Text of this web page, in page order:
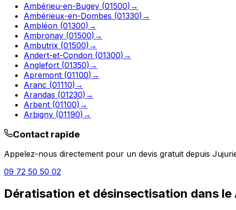
Ambérieu-en-Bugey (01500) →
Ambérieux-en-Dombes (01330) →
Ambléon (01300) →
Ambronay (01500) →
Ambutrix (01500) →
Andert-et-Condon (01300) →
Anglefort (01350) →
Apremont (01100) →
Aranc (01110) →
Arandas (01230) →
Arbent (01100) →
Arbigny (01190) →
Contact rapide
Appelez-nous directement pour un devis gratuit depuis
09 72 50 50 02
Dératisation et désinsectisation dans le